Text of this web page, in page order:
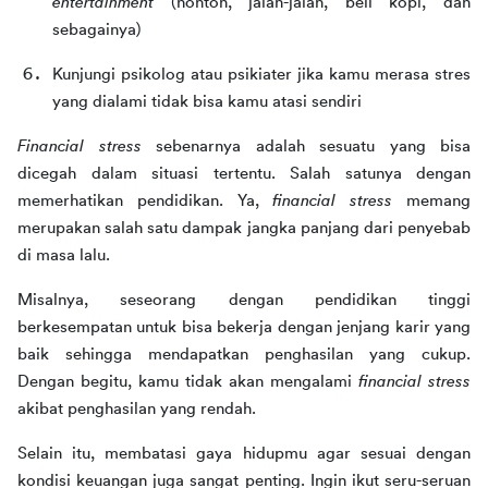
sebagainya)
Kunjungi psikolog atau psikiater jika kamu merasa stres
yang dialami tidak bisa kamu atasi sendiri
Financial stress sebenarnya adalah sesuatu yang bisa
dicegah dalam situasi tertentu. Salah satunya dengan
memerhatikan pendidikan. Ya, financial stress memang
merupakan salah satu dampak jangka panjang dari penyebab
di masa lalu.
Misalnya, seseorang dengan pendidikan tinggi
berkesempatan untuk bisa bekerja dengan jenjang karir yang
baik sehingga mendapatkan penghasilan yang cukup.
Dengan begitu, kamu tidak akan mengalami financial stress
akibat penghasilan yang rendah.
Selain itu, membatasi gaya hidupmu agar sesuai dengan
kondisi keuangan juga sangat penting. Ingin ikut seru-seruan